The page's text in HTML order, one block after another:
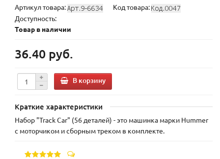
Артикул товара:
Код товара:
Доступность:
Товар в наличии
36.40 руб.
В корзину
Краткие характеристики
Набор "Track Car" (56 деталей) - это машинка марки Hummer
с моторчиком и сборным треком в комплекте.